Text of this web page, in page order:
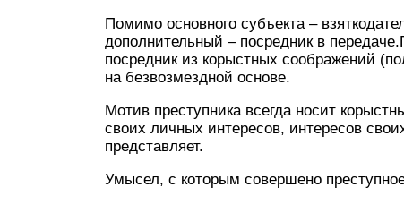
Помимо основного субъекта –
дополнительный – посредник в
посредник из корыстных соображений
на безвозмездной основе.
Мотив преступника всегда носит
своих личных интересов, интересов
представляет.
Умысел, с которым совершено